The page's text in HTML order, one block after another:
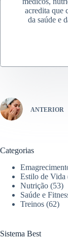
acredita que
da saúde e
ANTERIOR
Categorias
Estilo de Vida
Nutrição (53)
Saúde e
Treinos (62)
Sistema Best